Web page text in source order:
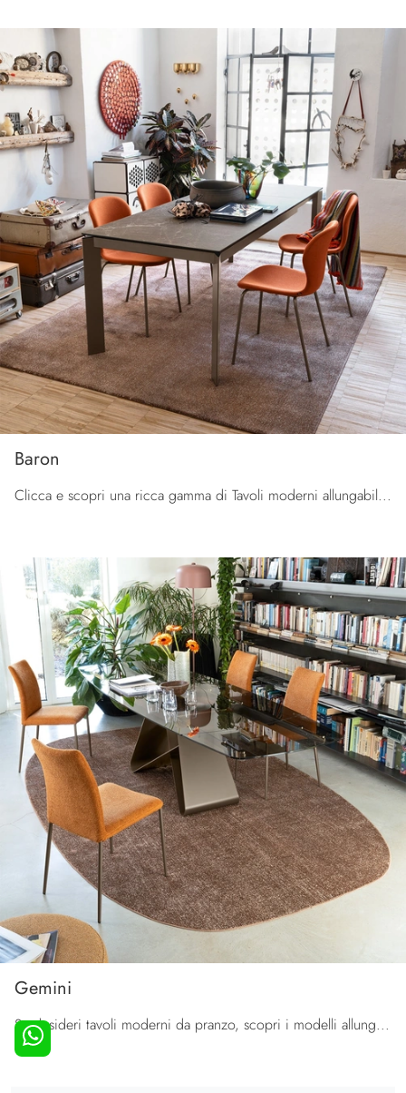
Baron
Clicca e scopri una ricca gamma di Tavoli moderni allungabili da cucina! Il modello Baron di Connubia ti aspetta.
Gemini
Se desideri tavoli moderni da pranzo, scopri i modelli allungabili di Connubia: clicca e scopri il modello Gemini in vetro.